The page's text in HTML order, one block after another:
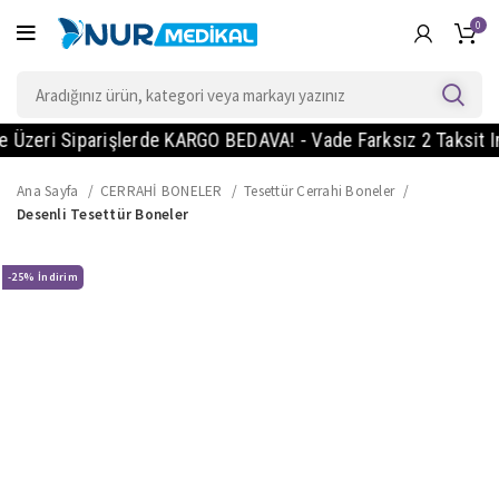
0
Siparişlerde KARGO BEDAVA! - Vade Farksız 2 Taksit
Ana Sayfa CERRAHİ BONELER
Tesettür Cerrahi Boneler
Desenli Tesettür Boneler
-25%